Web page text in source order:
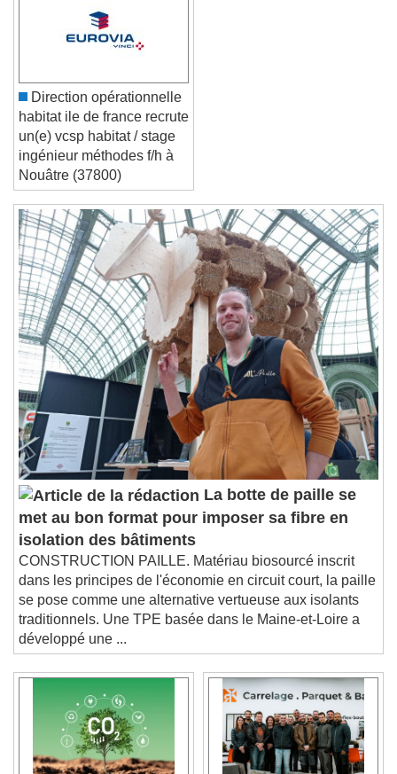
Font Family
Reset
Done
Close Modal Dialog
End of dialog window.
Direction opérationnelle
habitat ile de france recrute
un(e) vcsp habitat / stage
ingénieur méthodes f/h à
Nouâtre (37800)
La botte de paille se
met au bon format pour imposer sa fibre en
isolation des bâtiments
CONSTRUCTION PAILLE. Matériau biosourcé inscrit
dans les principes de l'économie en circuit court, la paille
se pose comme une alternative vertueuse aux isolants
traditionnels. Une TPE basée dans le Maine-et-Loire a
développé une ...